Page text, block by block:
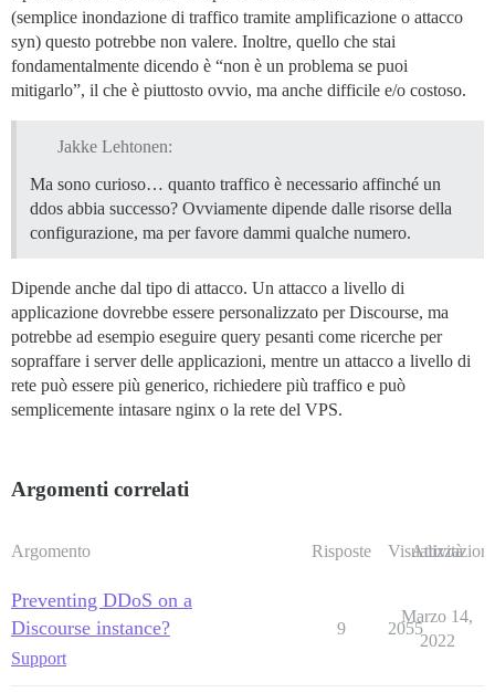
(semplice inondazione di traffico tramite amplificazione o attacco
syn) questo potrebbe non valere. Inoltre, quello che stai
fondamentalmente dicendo è “non è un problema se puoi
mitigarlo”, il che è piuttosto ovvio, ma anche difficile e/o costoso.
Jakke Lehtonen:
Ma sono curioso… quanto traffico è necessario affinché un
ddos abbia successo? Ovviamente dipende dalle risorse della
configurazione, ma per favore dammi qualche numero.
Dipende anche dal tipo di attacco. Un attacco a livello di
applicazione dovrebbe essere personalizzato per Discourse, ma
potrebbe ad esempio eseguire query pesanti come ricerche per
sopraffare i server delle applicazioni, mentre un attacco a livello di
rete può essere più generico, richiedere più traffico e può
semplicemente intasare nginx o la rete del VPS.
Argomenti correlati
Argomento Risposte Visualizzazioni
Attività
Preventing DDoS on a
Discourse instance?
Support
9 2055
Marzo 14,
2022